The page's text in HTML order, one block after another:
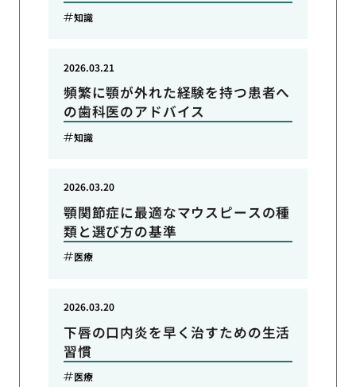
知識
頻繁に顎が外れた経験を持つ患者へ
の歯科医のアドバイス
2026.03.21
知識
顎関節症に最適なマウスピースの種
類と選び方の基準
2026.03.20
医療
下唇の口内炎を早く治すための生活
習慣
2026.03.20
医療